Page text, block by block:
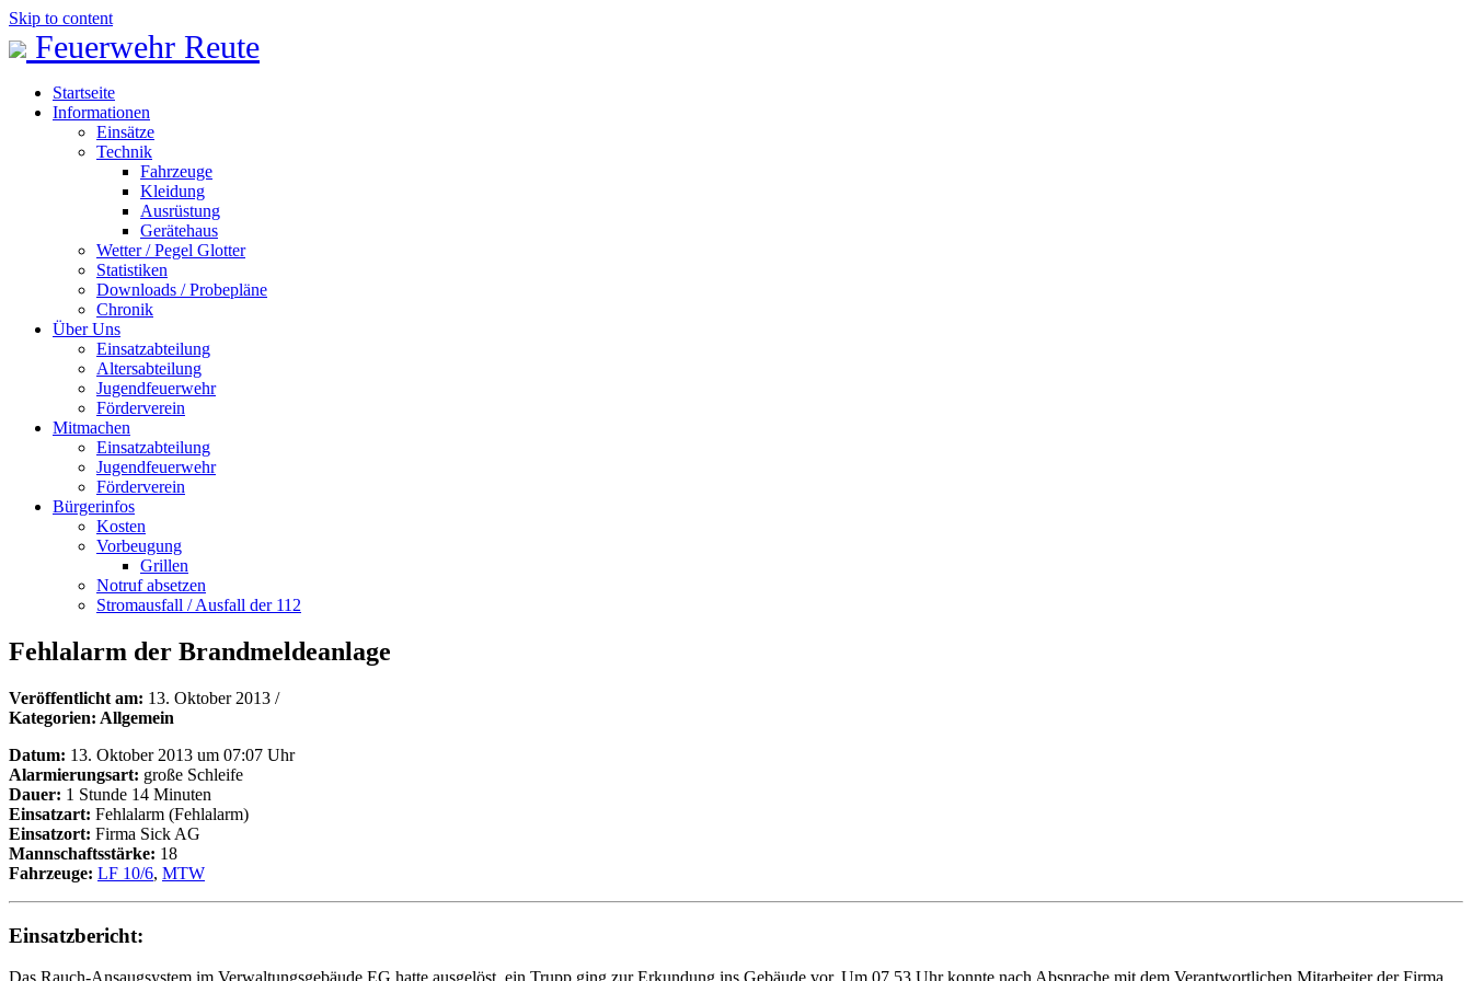
Skip to content
Feuerwehr Reute
Startseite
Informationen
Einsätze
Technik
Fahrzeuge
Kleidung
Ausrüstung
Gerätehaus
Wetter / Pegel Glotter
Statistiken
Downloads / Probepläne
Chronik
Über Uns
Einsatzabteilung
Altersabteilung
Jugendfeuerwehr
Förderverein
Mitmachen
Einsatzabteilung
Jugendfeuerwehr
Förderverein
Bürgerinfos
Kosten
Vorbeugung
Grillen
Notruf absetzen
Stromausfall / Ausfall der 112
Fehlalarm der Brandmeldeanlage
Veröffentlicht am: 13. Oktober 2013 /
Kategorien: Allgemein
Datum: 13. Oktober 2013 um 07:07 Uhr
Alarmierungsart: große Schleife
Dauer: 1 Stunde 14 Minuten
Einsatzart: Fehlalarm (Fehlalarm)
Einsatzort: Firma Sick AG
Mannschaftsstärke: 18
Fahrzeuge: LF 10/6, MTW
Einsatzbericht: